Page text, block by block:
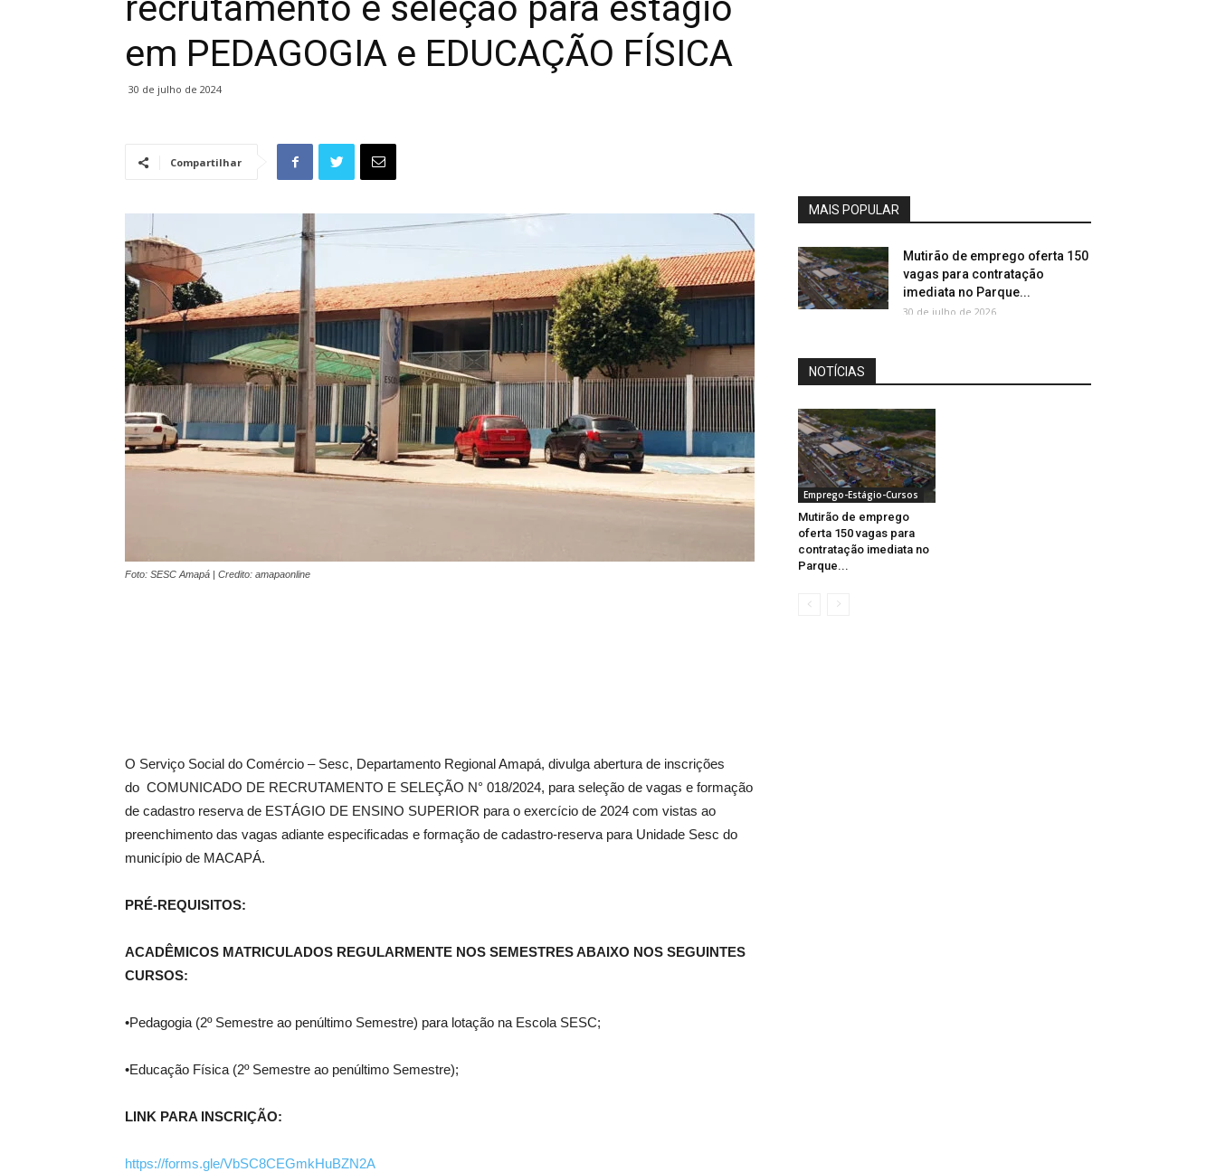
em PEDAGOGIA e EDUCAÇÃO FÍSICA
30 de julho de 2024
Compartilhar
Foto: SESC Amapá | Credito: amapaonline
O Serviço Social do Comércio – Sesc, Departamento Regional Amapá, divulga abertura de inscrições
do COMUNICADO DE RECRUTAMENTO E SELEÇÃO N° 018/2024, para seleção de vagas e formação
de cadastro reserva de ESTÁGIO DE ENSINO SUPERIOR para o exercício de 2024 com vistas ao
preenchimento das vagas adiante especificadas e formação de cadastro-reserva para Unidade Sesc do
município de MACAPÁ.
PRÉ-REQUISITOS:
ACADÊMICOS MATRICULADOS REGULARMENTE NOS SEMESTRES ABAIXO NOS SEGUINTES
CURSOS:
•Pedagogia (2º Semestre ao penúltimo Semestre) para lotação na Escola SESC;
•Educação Física (2º Semestre ao penúltimo Semestre);
LINK PARA INSCRIÇÃO:
https://forms.gle/VbSC8CEGmkHuBZN2A
MAIS POPULAR
Mutirão de emprego oferta 150
vagas para contratação
imediata no Parque...
30 de julho de 2026
NOTÍCIAS
Emprego-Estágio-Cursos
Mutirão de emprego
oferta 150 vagas para
contratação imediata no
Parque...